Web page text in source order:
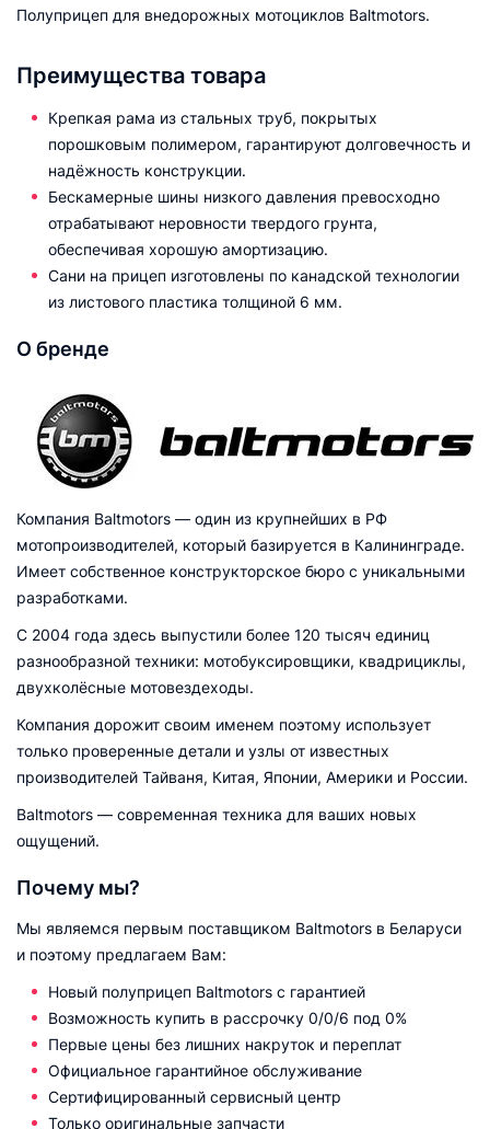
Полуприцеп для внедорожных мотоциклов Baltmotors.
Преимущества товара
Крепкая рама из стальных труб, покрытых
порошковым полимером, гарантируют долговечность и
надёжность конструкции.
Бескамерные шины низкого давления превосходно
отрабатывают неровности твердого грунта,
обеспечивая хорошую амортизацию.
Сани на прицеп изготовлены по канадской технологии
из листового пластика толщиной 6 мм.
О бренде
Компания Baltmotors — один из крупнейших в РФ
мотопроизводителей, который базируется в Калининграде.
Имеет собственное конструкторское бюро с уникальными
разработками.
С 2004 года здесь выпустили более 120 тысяч единиц
разнообразной техники: мотобуксировщики, квадрициклы,
двухколёсные мотовездеходы.
Компания дорожит своим именем поэтому использует
только проверенные детали и узлы от известных
производителей Тайваня, Китая, Японии, Америки и России.
Baltmotors — современная техника для ваших новых
ощущений.
Почему мы?
Мы являемся первым поставщиком Baltmotors в Беларуси
и поэтому предлагаем Вам:
Новый полуприцеп Baltmotors с гарантией
Возможность купить в рассрочку 0/0/6 под 0%
Первые цены без лишних накруток и переплат
Официальное гарантийное обслуживание
Сертифицированный сервисный центр
Только оригинальные запчасти